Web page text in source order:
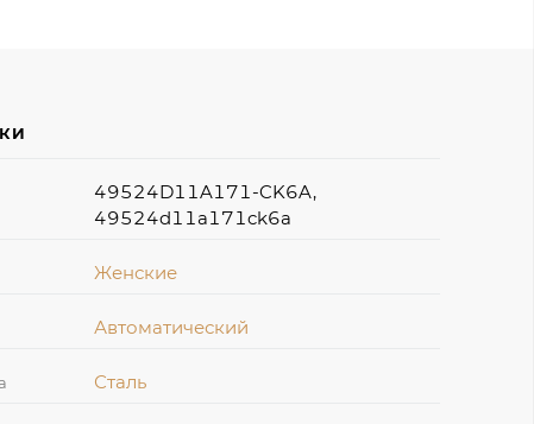
49524D11A171-CK6A,
49524d11a171ck6a
Женские
Автоматический
Сталь